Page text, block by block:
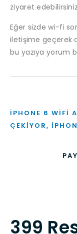
ziyaret
Eğer sizde wi-fi
iletişime geçerek
bu yazıya yorum
IPHONE 6 WIFI
ÇEKIYOR,
399